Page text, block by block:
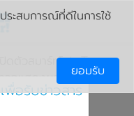
ปิดตัวสมาร์ทโฟน Tecno
จอแสดงผล 90Hz และ
ระสบการณ์ที่ดีในการใช้
ยอมรับ
อรับข่าวสาร